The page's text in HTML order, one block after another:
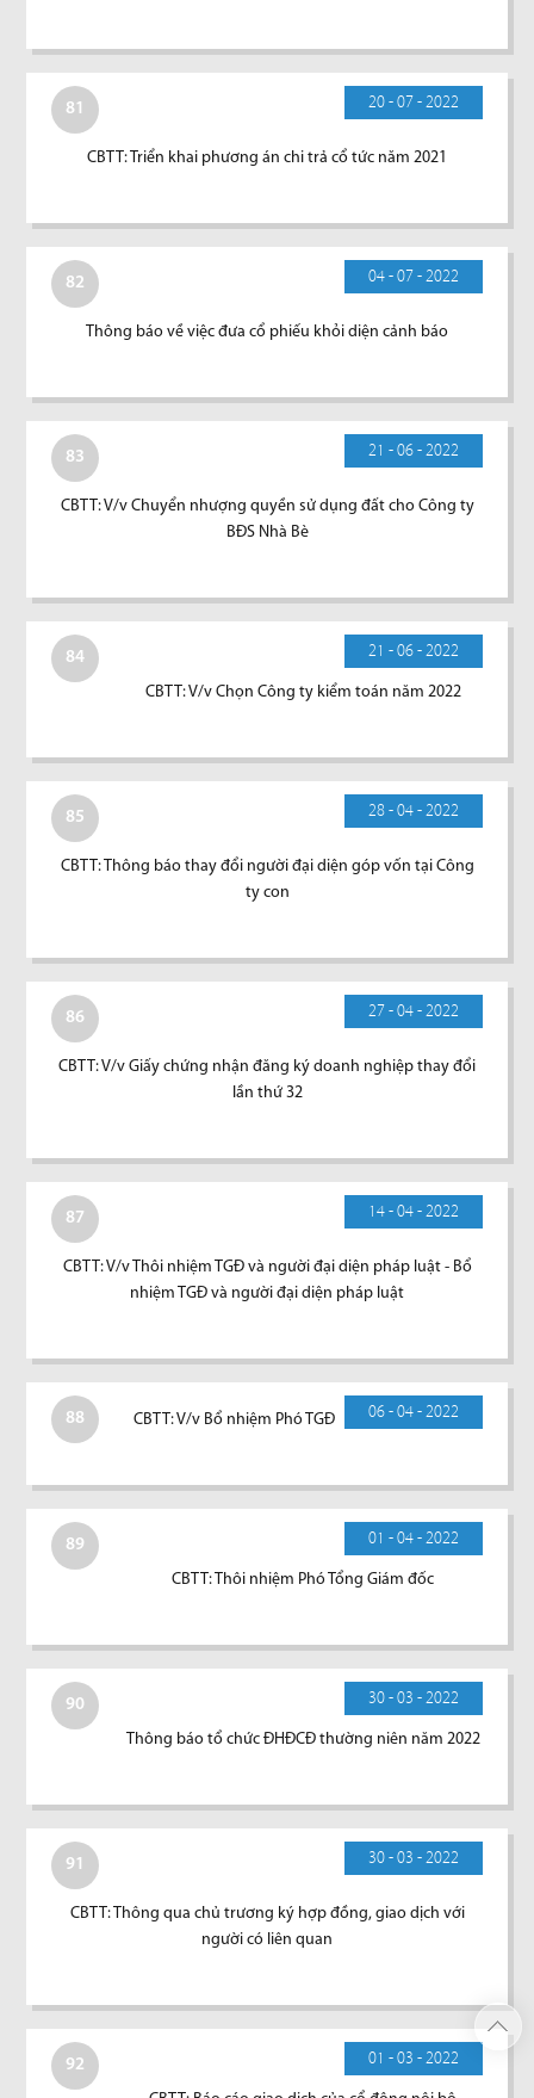
81 20 - 07 - 2022
CBTT: Triển khai phương án chi trả cổ tức năm 2021
82 04 - 07 - 2022
Thông báo về việc đưa cổ phiếu khỏi diện cảnh báo
83 21 - 06 - 2022
CBTT: V/v Chuyển nhượng quyền sử dụng đất cho Công ty
BĐS Nhà Bè
84 21 - 06 - 2022
CBTT: V/v Chọn Công ty kiểm toán năm 2022
85 28 - 04 - 2022
CBTT: Thông báo thay đổi người đại diện góp vốn tại Công
ty con
86 27 - 04 - 2022
CBTT: V/v Giấy chứng nhận đăng ký doanh nghiệp thay đổi
lần thứ 32
87 14 - 04 - 2022
CBTT: V/v Thôi nhiệm TGĐ và người đại diện pháp luật - Bổ
nhiệm TGĐ và người đại diện pháp luật
88 06 - 04 - 2022
CBTT: V/v Bổ nhiệm Phó TGĐ
89 01 - 04 - 2022
CBTT: Thôi nhiệm Phó Tổng Giám đốc
90 30 - 03 - 2022
Thông báo tổ chức ĐHĐCĐ thường niên năm 2022
91 30 - 03 - 2022
CBTT: Thông qua chủ trương ký hợp đồng, giao dịch với
người có liên quan
92 01 - 03 - 2022